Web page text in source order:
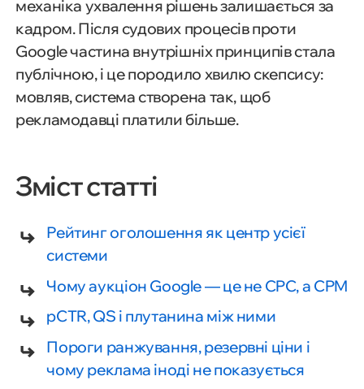
механіка ухвалення рішень залишається за
кадром. Після судових процесів проти
Google частина внутрішніх принципів стала
публічною, і це породило хвилю скепсису:
мовляв, система створена так, щоб
рекламодавці платили більше.
Зміст статті
Рейтинг оголошення як центр усієї
системи
Чому аукціон Google — це не CPC, а CPM
pCTR, QS і плутанина між ними
Пороги ранжування, резервні ціни і
чому реклама іноді не показується